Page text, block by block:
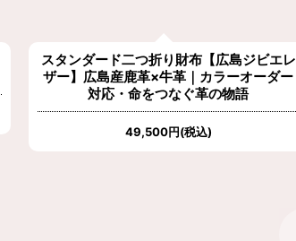
スタンダード二つ折り財布【広島ジビエレ
ザー】広島産鹿革×牛革｜カラーオーダー
対応・命をつなぐ革の物語
49,500円(税込)